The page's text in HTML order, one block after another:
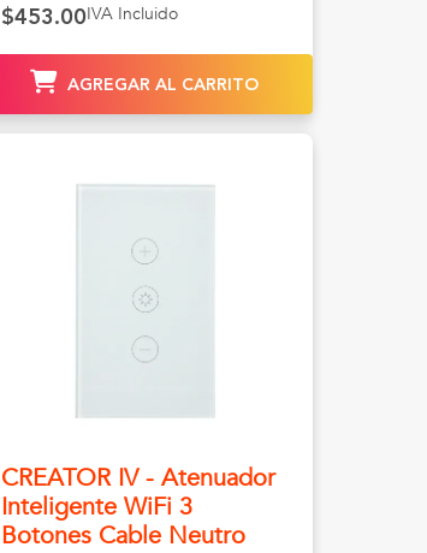
$453.00IVA Incluido
AGREGAR AL CARRITO
CREATOR IV - Atenuador
Inteligente WiFi 3
Botones Cable Neutro